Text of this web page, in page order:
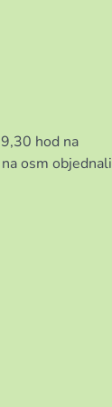
hod na
osm objednali